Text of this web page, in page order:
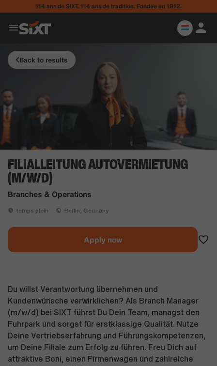
114 ans de SIXT. 114 ans de tradition. Fondée en 1912.
Back to results
FILIALLEITUNG AUTOVERMIETUNG
(M/W/D)
Branches & Operations
temps plein Berlin, Germany
Apply now
Du willst Verantwortung übernehmen und
Kundenwünsche verwirklichen? Als Branch Manager
(m/w/d) bei SIXT führst Du Dein Team, managst den
Fuhrpark und sorgst für erstklassige Qualität. Nutze
Deine Vertriebserfahrung und Führungskompetenzen,
um Deine Filiale zum Erfolg zu führen. Freu Dich auf
attraktive Boni, einen Firmenwagen und zahlreiche